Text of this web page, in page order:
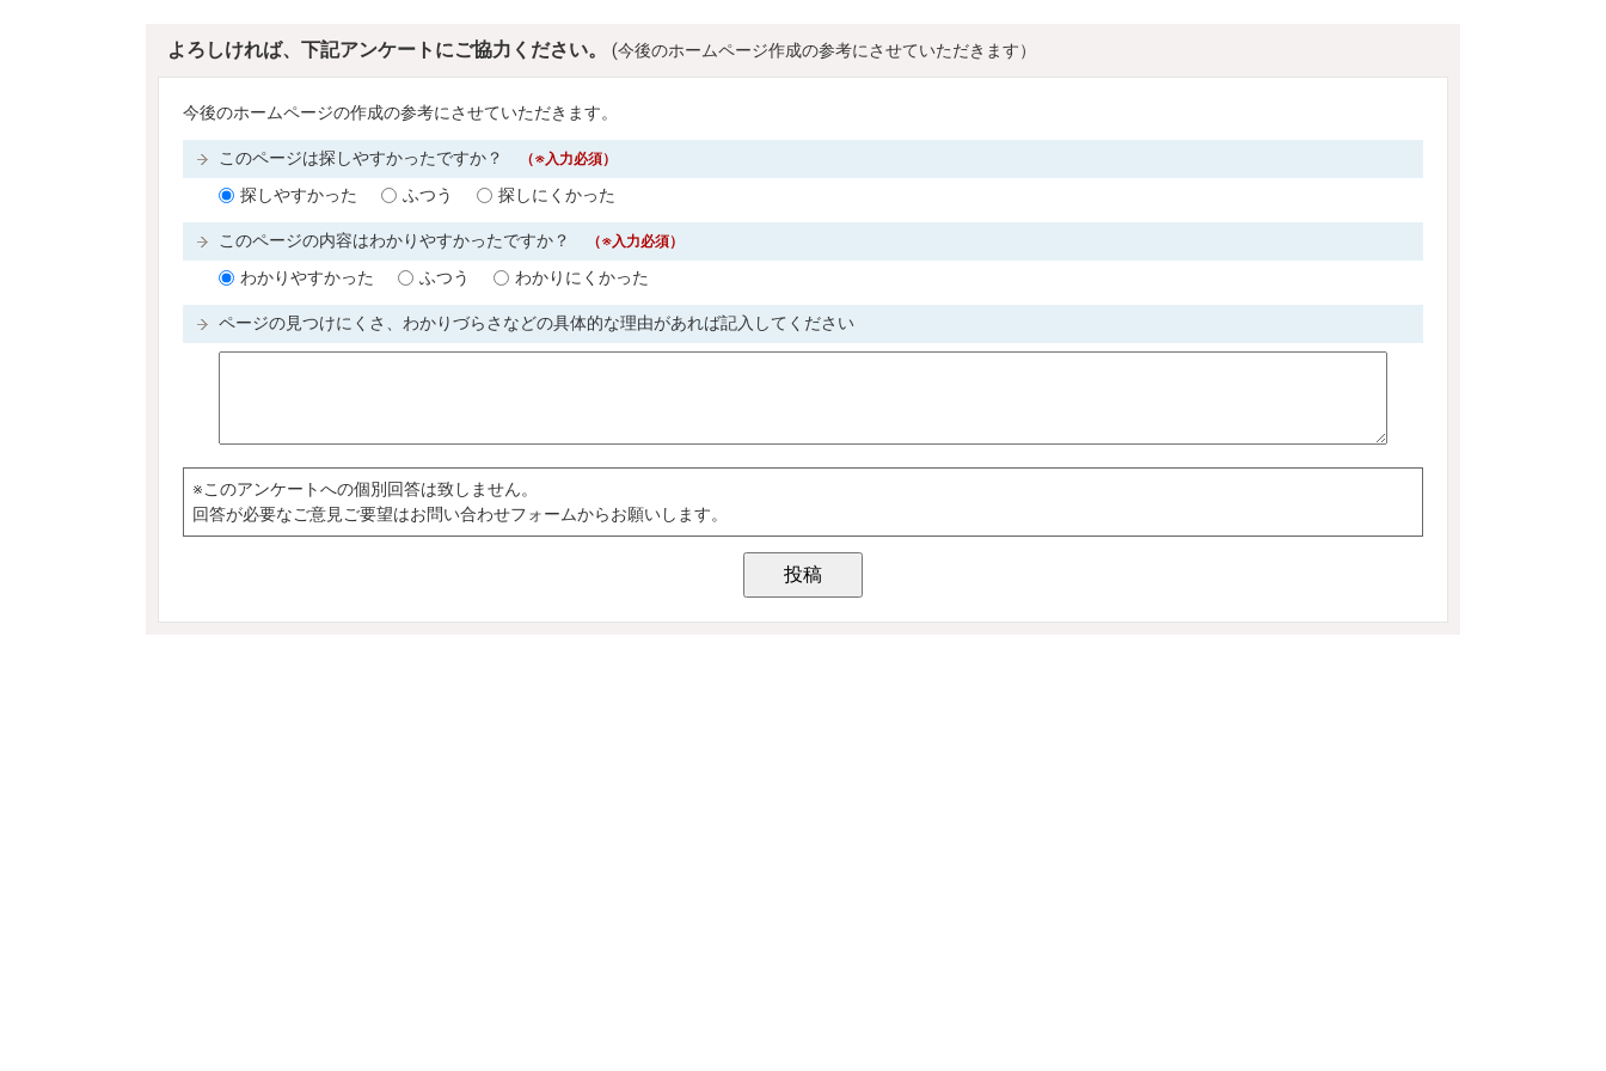
よろしければ、下記アンケートにご協力ください。 (今後のホームページ作成の参考にさせていただきます）
今後のホームページの作成の参考にさせていただきます。
このページは探しやすかったですか？ （※入力必須）
探しやすかった ふつう 探しにくかった
このページの内容はわかりやすかったですか？ （※入力必須）
わかりやすかった ふつう わかりにくかった
ページの見つけにくさ、わかりづらさなどの具体的な理由があれば記入してください
※このアンケートへの個別回答は致しません。
回答が必要なご意見ご要望はお問い合わせフォームからお願いします。